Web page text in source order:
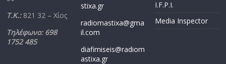
Τ.Κ.: 821 32 – Χίος
Τηλέφωνο: 698
1752 485
stixa.gr
radiomastixa@gma
il.com
diafimiseis@radiom
astixa.gr
I.F.P.I.
Media Inspector